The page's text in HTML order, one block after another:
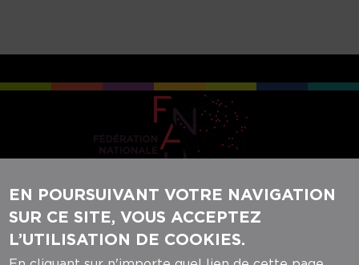
REJOIGNEZ-NOUS SUR NOS RÉSEAUX
SOCIAUX :
EN POURSUIVANT VOTRE NAVIGATION
SUR CE SITE, VOUS ACCEPTEZ
L’UTILISATION DE COOKIES.